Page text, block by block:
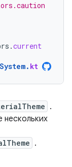
.current
. kt
.
нескольких
.